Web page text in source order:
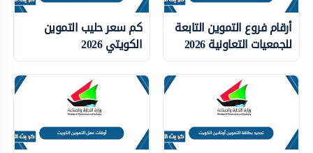
أرقام فروع التموين التابعة
للجمعيات التعاونية 2026
كم سعر حليب التموين
الكويتي 2026